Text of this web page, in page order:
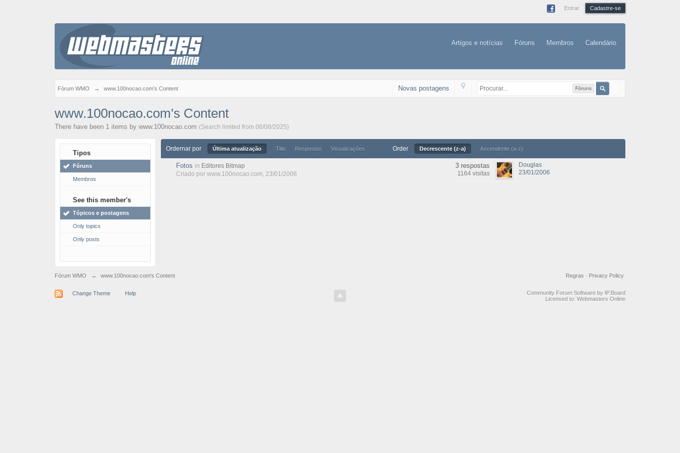
Entrar Cadastre-se
Artigos e notícias Fóruns Membros Calendário
Fórum WMO → www.100nocao.com's Content Fóruns
Novas postagens
www.100nocao.com's Content
There have been 1 items by www.100nocao.com (Search limited from 06/08/2025)
Tipos
Fóruns
Membros
See this member's
Tópicos e postagens
Only topics
Only posts
Ordernar por Última atualização Title Respostas Visualizações Order Decrescente (z-a) Ascendente (a-z)
Fotos in Editores Bitmap
Criado por www.100nocao.com, 23/01/2006
3 respostas
1164 visitas
Douglas
23/01/2006
Fórum WMO → www.100nocao.com's Content Privacy Policy
Regras ·
Change Theme Help
Community Forum Software by IP.Board
Licensed to: Webmasters Online